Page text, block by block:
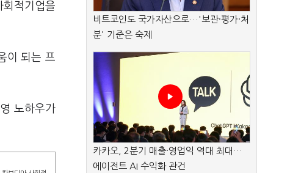
적기업을
이 되는 프
노하우가
비트코인도 국가자산으로…'보관·평가·처
분' 기준은 숙제
카카오, 2분기 매출·영업익 역대 최대…
에이전트 AI 수익화 관건